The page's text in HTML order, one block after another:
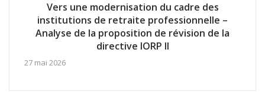
Vers une modernisation du cadre des
institutions de retraite professionnelle –
Analyse de la proposition de révision de la
directive IORP II
27 mai 2026